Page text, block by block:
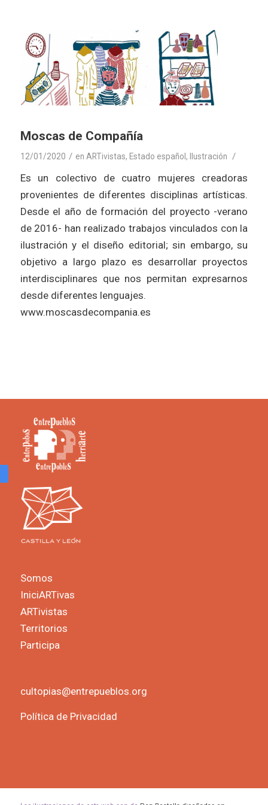
Moscas de Compañía
12/01/2020 / en ARTivistas, Estado español , Ilustración /
Es un colectivo de cuatro mujeres creadoras
provenientes de diferentes disciplinas artísticas.
Desde el año de formación del proyecto -verano
de 2016- han realizado trabajos vinculados con la
ilustración y el diseño editorial; sin embargo, su
objetivo a largo plazo es desarrollar proyectos
interdisciplinares que nos permitan expresarnos
desde diferentes lenguajes.
www.moscasdecompania.es
Somos
IniciARTivas
ARTivistas
Territorios
Participa
cultopias@entrepueblos.org
Política de Privacidad